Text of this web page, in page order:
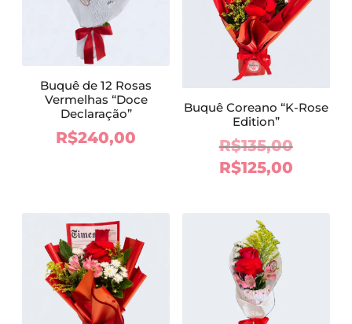
Buquê de 12 Rosas
Vermelhas “Doce
Declaração”
R$240,00
Buquê Coreano “K-Rose
Edition”
R$135,00O
preço
R$125,00O